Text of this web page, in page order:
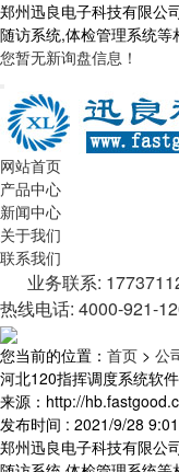
郑州迅良电子科技有限公
随访系统,体检管理系统等
您暂无新询盘信息！
网站首页
产品中心
新闻中心
关于我们
联系我们
业务联系:
热线电话: 4000-921-
您当前的位置： 首页 > 公
河北120指挥调度系统软件
来源：http://
发布时间 : 2021/9/28
郑州迅良电子科技有限公